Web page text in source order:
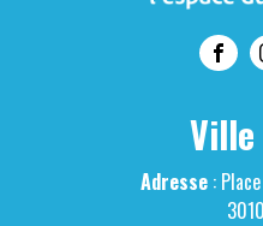
Ville
Adresse: